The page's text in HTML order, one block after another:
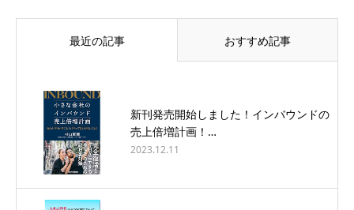
最近の記事 おすすめ記事
新刊発売開始しました！インバウンドの
売上倍増計画！…
2023.12.11